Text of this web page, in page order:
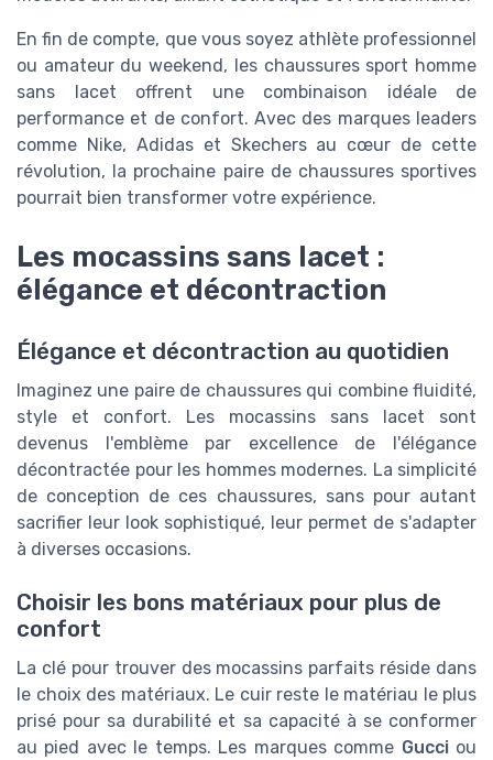
En fin de compte, que vous soyez athlète professionnel
ou amateur du weekend, les chaussures sport homme
sans lacet offrent une combinaison idéale de
performance et de confort. Avec des marques leaders
comme Nike, Adidas et Skechers au cœur de cette
révolution, la prochaine paire de chaussures sportives
pourrait bien transformer votre expérience.
Les mocassins sans lacet :
élégance et décontraction
Élégance et décontraction au quotidien
Imaginez une paire de chaussures qui combine fluidité,
style et confort. Les mocassins sans lacet sont
devenus l'emblème par excellence de l'élégance
décontractée pour les hommes modernes. La simplicité
de conception de ces chaussures, sans pour autant
sacrifier leur look sophistiqué, leur permet de s'adapter
à diverses occasions.
Choisir les bons matériaux pour plus de
confort
La clé pour trouver des mocassins parfaits réside dans
le choix des matériaux. Le cuir reste le matériau le plus
prisé pour sa durabilité et sa capacité à se conformer
au pied avec le temps. Les marques comme Gucciou